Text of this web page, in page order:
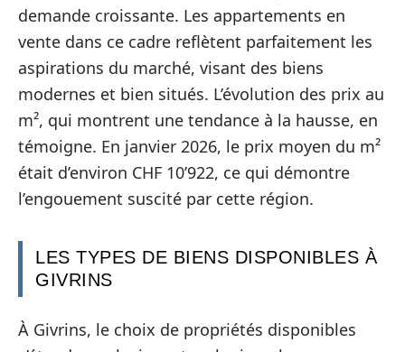
demande croissante. Les appartements en
vente dans ce cadre reflètent parfaitement les
aspirations du marché, visant des biens
modernes et bien situés. L’évolution des prix au
m², qui montrent une tendance à la hausse, en
témoigne. En janvier 2026, le prix moyen du m²
était d’environ CHF 10’922, ce qui démontre
l’engouement suscité par cette région.
LES TYPES DE BIENS DISPONIBLES À
GIVRINS
À Givrins, le choix de propriétés disponibles